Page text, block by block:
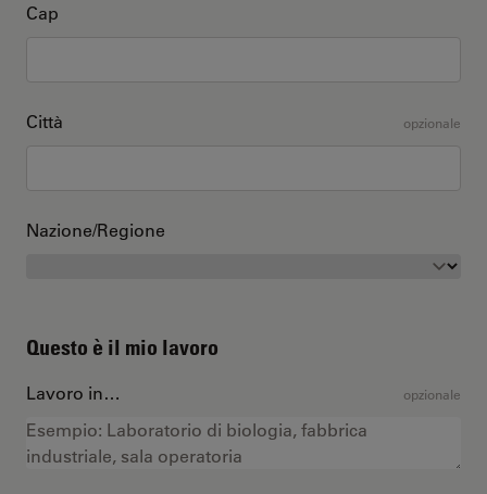
Cap
Città opzionale
Nazione/Regione
Questo è il mio lavoro
Lavoro in… opzionale